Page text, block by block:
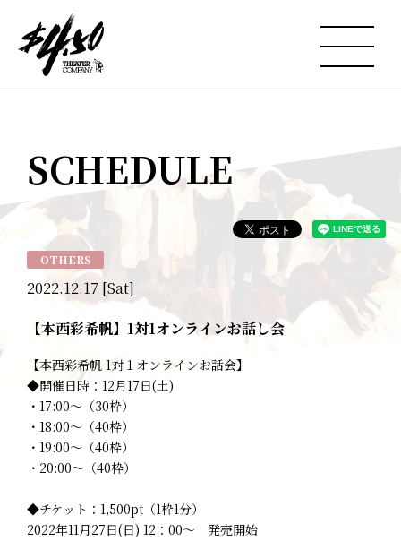
SCHEDULE
2022.12.17 [Sat]
OTHERS
【本西彩希帆】1対1オンラインお話し会
【本西彩希帆 1対１オンラインお話会】
◆開催日時：12月17日(土)
・17:00～（30枠）
・18:00～（40枠）
・19:00～（40枠）
・20:00～（40枠）
◆チケット：1,500pt（1枠1分）
2022年11月27日(日) 12：00～ 発売開始